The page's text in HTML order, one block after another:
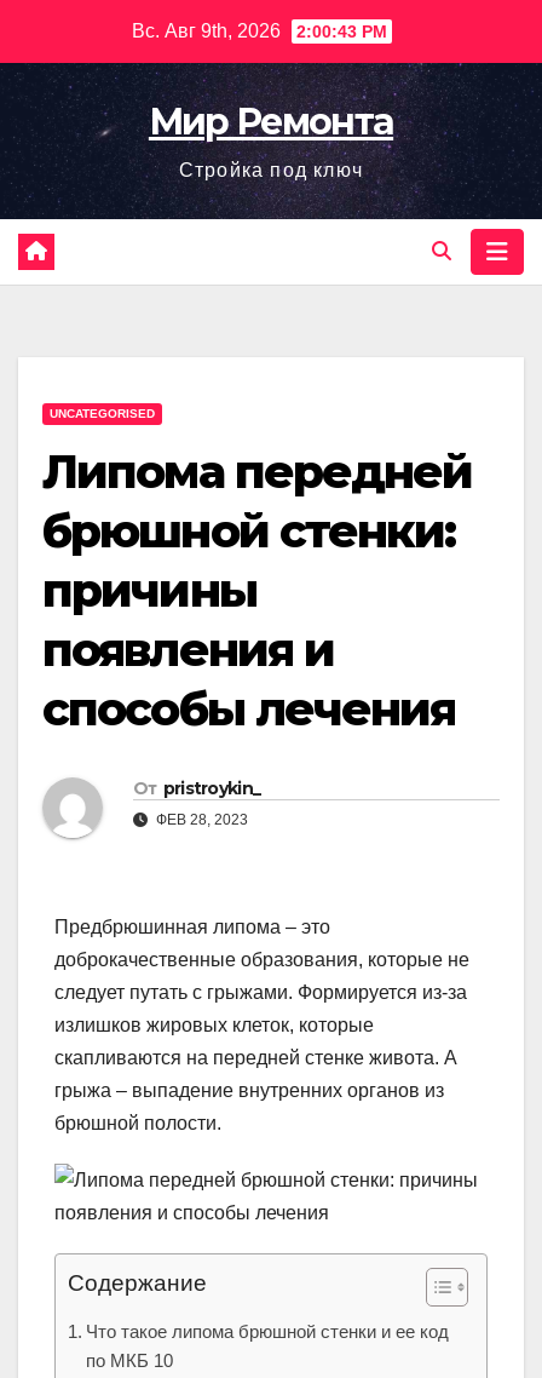
содержимому
Вс. Авг 9th, 2026 2:00:44 PM
Мир Ремонта
Стройка под ключ
UNCATEGORISED
Липома передней
брюшной стенки:
причины
появления и
способы лечения
От pristroykin_
ФЕВ 28, 2023
Предбрюшинная липома – это
доброкачественные образования, которые не
следует путать с грыжами. Формируется из-за
излишков жировых клеток, которые
скапливаются на передней стенке живота. А
грыжа – выпадение внутренних органов из
брюшной полости.
Содержание
Что такое липома брюшной стенки и ее код
по МКБ 10